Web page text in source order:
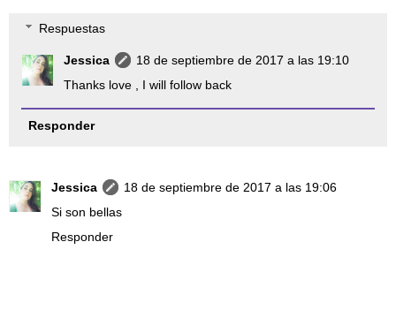
Respuestas
Jessica
18 de septiembre de 2017 a las 19:10
Thanks love , I will follow back
Responder
Jessica
18 de septiembre de 2017 a las 19:06
Si son bellas
Responder